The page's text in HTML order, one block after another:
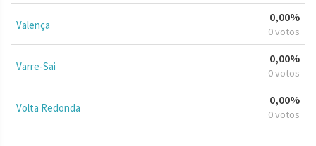
Valença
0,00%
0 votos
Varre-Sai
0,00%
0 votos
Volta Redonda
0,00%
0 votos